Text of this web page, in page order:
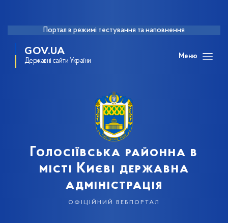
Портал в режимі тестування та наповнення
GOV.UA
Державні сайти України
Меню
Голосіївська районна в
місті Києві державна
адміністрація
офіційний вебпортал